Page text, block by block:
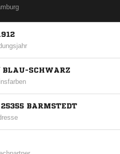
SCHWARZ
BARMSTEDT